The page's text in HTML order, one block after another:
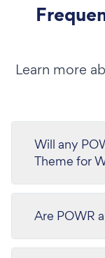
Learn more
Will any
Theme for
Are POWR